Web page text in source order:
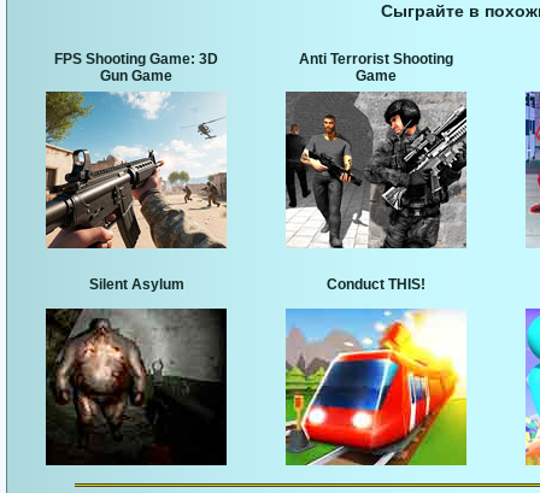
Сыграйте в
FPS Shooting Game: 3D
Gun Game
Anti Terrorist Shooting
Game
Silent Asylum Conduct THIS!